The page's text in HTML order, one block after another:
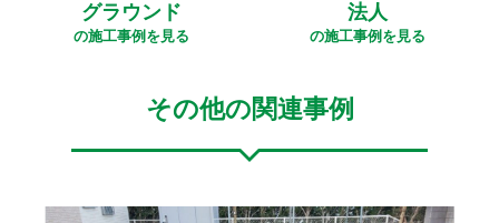
グラウンド
の施工事例を見る
法人
の施工事例を見る
その他の関連事例